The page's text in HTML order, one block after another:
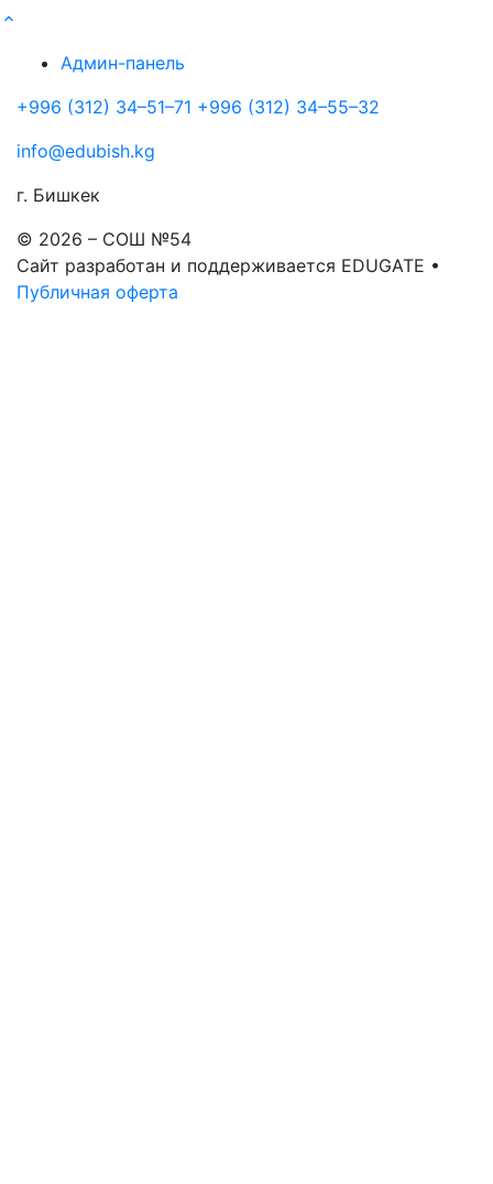
Админ-панель
+996 (312) 34–51–71 +996 (312) 34–55–32
info@edubish.kg
г. Бишкек
© 2026 – СОШ №54
Сайт разработан и поддерживается EDUGATE •
Публичная оферта